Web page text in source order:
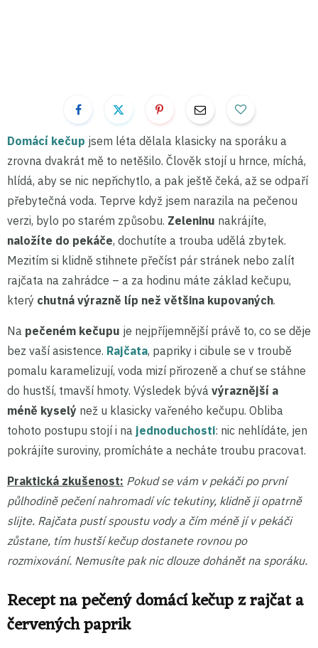
Domácí kečup jsem léta dělala klasicky na sporáku a
zrovna dvakrát mě to netěšilo. Člověk stojí u hrnce, míchá,
hlídá, aby se nic nepřichytlo, a pak ještě čeká, až se odpaří
přebytečná voda. Teprve když jsem narazila na pečenou
verzi, bylo po starém způsobu. Zeleninu nakrájíte,
naložíte do pekáče, dochutíte a trouba udělá zbytek.
Mezitím si klidně stihnete přečíst pár stránek nebo zalít
rajčata na zahrádce – a za hodinu máte základ kečupu,
který chutná výrazně líp než většina kupovaných.
Na pečeném kečupu je nejpříjemnější právě to, co se děje
bez vaší asistence. Rajčata, papriky i cibule se v troubě
pomalu karamelizují, voda mizí přirozeně a chuť se stáhne
do hustší, tmavší hmoty. Výsledek bývá výraznější a
méně kyselý než u klasicky vařeného kečupu. Obliba
tohoto postupu stojí i na jednoduchosti: nic nehlídáte, jen
pokrájíte suroviny, promícháte a necháte troubu pracovat.
Praktická zkušenost: Pokud se vám v pekáči po první
půlhodině pečení nahromadí víc tekutiny, klidně ji opatrně
slijte. Rajčata pustí spoustu vody a čím méně jí v pekáči
zůstane, tím hustší kečup dostanete rovnou po
rozmixování. Nemusíte pak nic dlouze dohánět na sporáku.
Recept na pečený domácí kečup z rajčat a
červených paprik